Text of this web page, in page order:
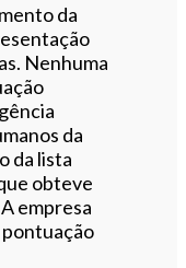
da
Nenhuma
da
da lista
obteve
empresa